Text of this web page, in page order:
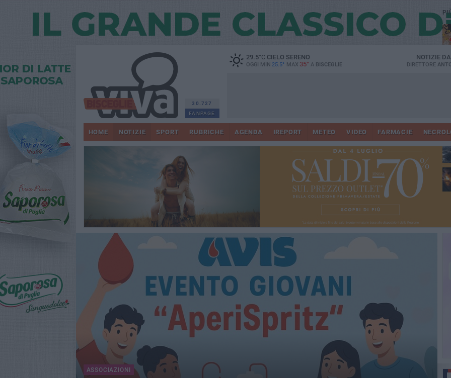
30.727
FANPAGE
29.5°CCIELO SERENO
OGGI MIN 25.5° MAX 35° A BISCEGLIE
NOTIZIE
DIRETTORE
HOME NOTIZIE SPORT RUBRICHE AGENDA IREPORT METEO VIDEO FARMACIE
ASSOCIAZIONI